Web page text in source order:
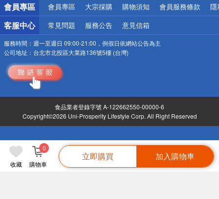
收藏 購物車
0
立即購買 加入購物車
會員專區 會員專區 大宗採購 購物須知 會員服務條款 隱
客服中心 常見問題 服務公告 意見信箱
服務時間： 週一至週日 09:00-21:00，例假日依網站公告為主
公司地址： 台北市北投區大業路136號5樓 (台灣)
食品業者登錄字號 A-122662550-00000-6
Copyright©2026 Uni-Prosperity Lifestyle Corp. All Right Reserved